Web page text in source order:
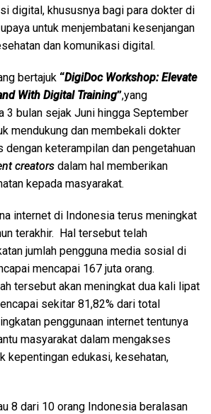
digital, khususnya bagi para dokter di
untuk menjembatani kesenjangan
dan komunikasi digital.
bertajuk “DigiDoc Workshop: Elevate
With Digital Training”,yang
3 bulan sejak Juni hingga September
mendukung dan membekali dokter
keterampilan dan pengetahuan
creators dalam hal memberikan
kepada masyarakat.
internet di Indonesia terus meningkat
terakhir. Hal tersebut telah
jumlah pengguna media sosial di
mencapai 167 juta orang.
tersebut akan meningkat dua kali lipat
sekitar 81,82% dari total
penggunaan internet tentunya
masyarakat dalam mengakses
kepentingan edukasi, kesehatan,
8 dari 10 orang Indonesia beralasan